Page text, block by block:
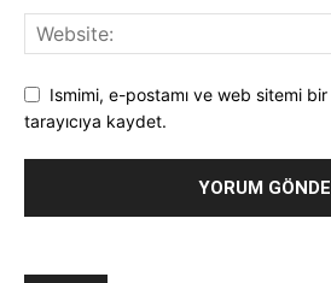
Ismimi, e-postamı ve web sitemi
tarayıcıya kaydet.